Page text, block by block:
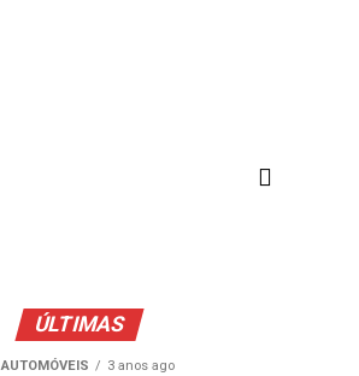
ÚLTIMAS
AUTOMÓVEIS 3 anos ago